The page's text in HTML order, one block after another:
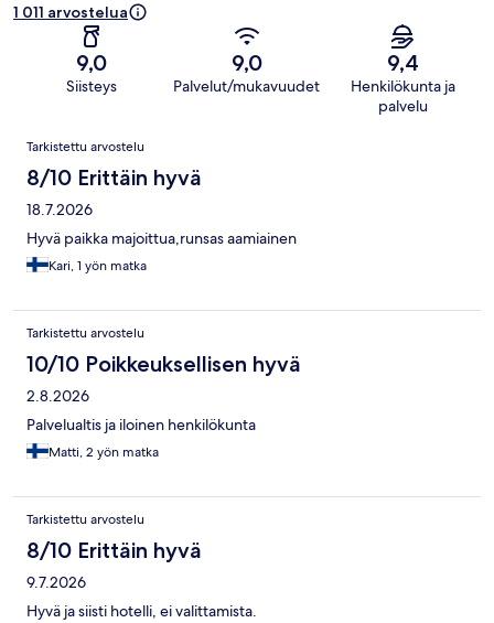
1 011 arvostelua
9,0
Siisteys
9,0
Palvelut/mukavuudet
9,4
Henkilökunta ja
palvelu
Arvostelut
Tarkistettu arvostelu
8/10 Erittäin hyvä
18.7.2026
Hyvä paikka majoittua,runsas aamiainen
Kari, 1 yön matka
Tarkistettu arvostelu
10/10 Poikkeuksellisen hyvä
2.8.2026
Palvelualtis ja iloinen henkilökunta
Matti, 2 yön matka
Tarkistettu arvostelu
8/10 Erittäin hyvä
9.7.2026
Hyvä ja siisti hotelli, ei valittamista.